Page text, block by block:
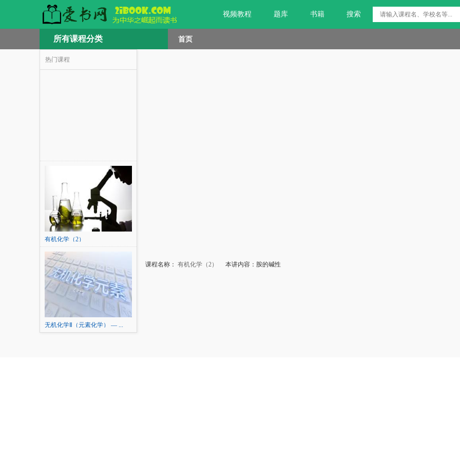
视频教程 题库 书籍 搜索
所有课程分类 首页
热门课程
有机化学（2）
无机化学Ⅱ（元素化学） — ...
课程名称： 有机化学（2） 本讲内容：胺的碱性